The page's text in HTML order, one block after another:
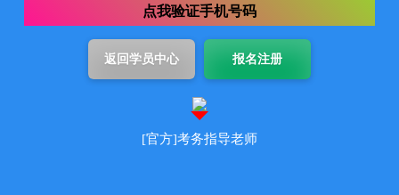
点我验证手机号码
[官方]考务指导老师